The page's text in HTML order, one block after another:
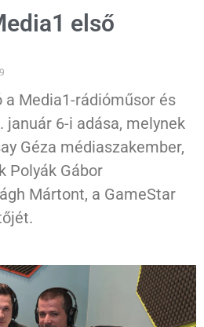
első
Media1-rádióműsor és
január 6-i adása, melynek
Géza médiaszakember,
Polyák Gábor
Mártont, a GameStar